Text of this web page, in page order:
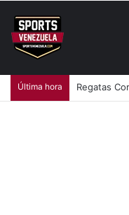
Última hora Regatas